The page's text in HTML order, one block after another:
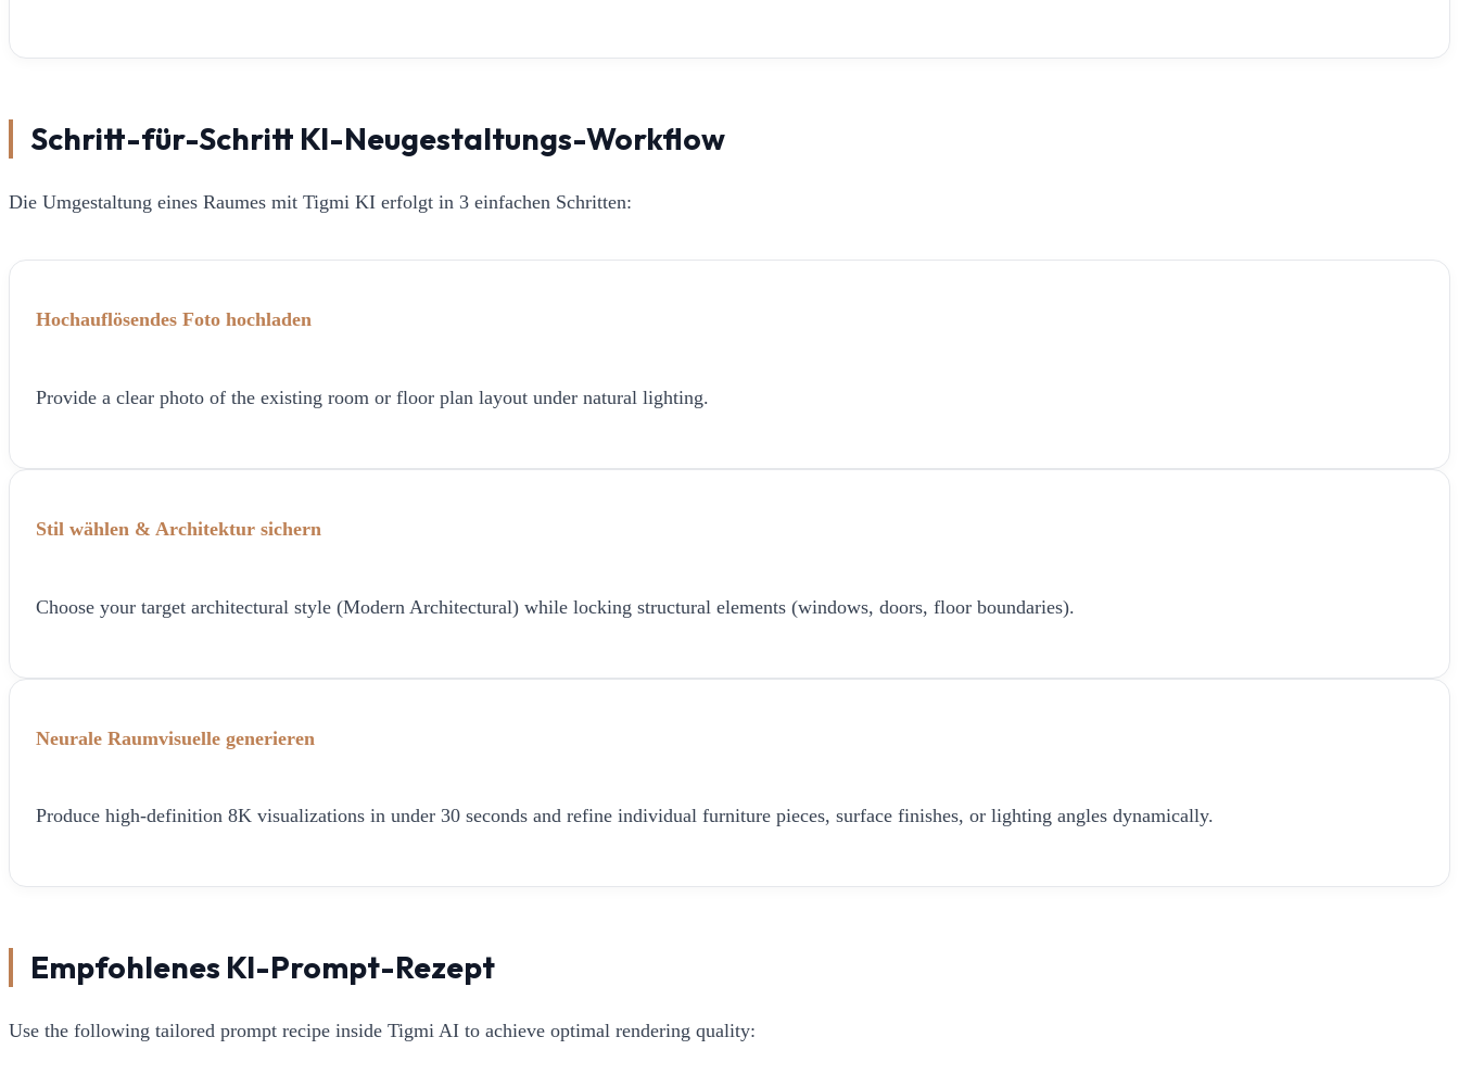
Schritt-für-Schritt KI-Neugestaltungs-Workflow
Die Umgestaltung eines Raumes mit Tigmi KI erfolgt in 3 einfachen Schritten:
Hochauflösendes Foto hochladen
Provide a clear photo of the existing room or floor plan layout under natural lighting.
Stil wählen & Architektur sichern
Choose your target architectural style (Modern Architectural) while locking structural elements (windows, doors, floor boundaries).
Neurale Raumvisuelle generieren
Produce high-definition 8K visualizations in under 30 seconds and refine individual furniture pieces, surface finishes, or lighting angles dynamically.
Empfohlenes KI-Prompt-Rezept
Use the following tailored prompt recipe inside Tigmi AI to achieve optimal rendering quality: